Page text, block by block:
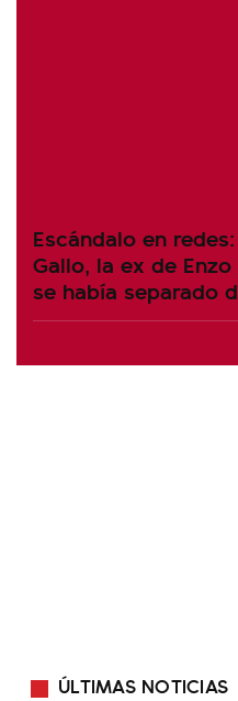
Escándalo en
Gallo, la ex de
se había separado
ÚLTIMAS NOTICIAS